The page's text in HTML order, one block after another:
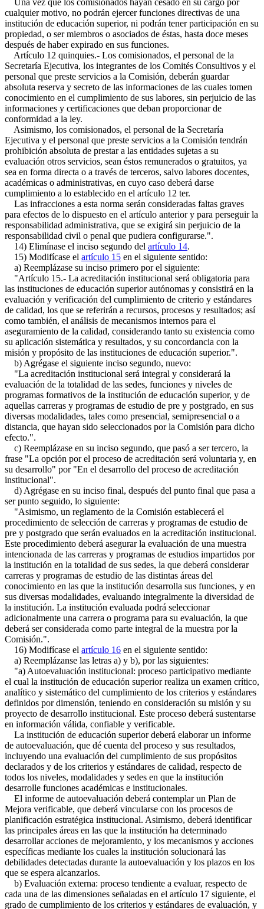
Una vez que los comisionados hayan cesado en su cargo por
cualquier motivo, no podrán ejercer funciones directivas de una
institución de educación superior, ni podrán tener participación en su
propiedad, o ser miembros o asociados de éstas, hasta doce meses
después de haber expirado en sus funciones.
Artículo 12 quinquies.- Los comisionados, el personal de la
Secretaría Ejecutiva, los integrantes de los Comités Consultivos y el
personal que preste servicios a la Comisión, deberán guardar
absoluta reserva y secreto de las informaciones de las cuales tomen
conocimiento en el cumplimiento de sus labores, sin perjuicio de las
informaciones y certificaciones que deban proporcionar de
conformidad a la ley.
Asimismo, los comisionados, el personal de la Secretaría
Ejecutiva y el personal que preste servicios a la Comisión tendrán
prohibición absoluta de prestar a las entidades sujetas a su
evaluación otros servicios, sean éstos remunerados o gratuitos, ya
sea en forma directa o a través de terceros, salvo labores docentes,
académicas o administrativas, en cuyo caso deberá darse
cumplimiento a lo establecido en el artículo 12 ter.
Las infracciones a esta norma serán consideradas faltas graves
para efectos de lo dispuesto en el artículo anterior y para perseguir la
responsabilidad administrativa, que se exigirá sin perjuicio de la
responsabilidad civil o penal que pudiera configurarse.".
14) Elimínase el inciso segundo del artículo 14.
15) Modifícase el artículo 15 en el siguiente sentido:
a) Reemplázase su inciso primero por el siguiente:
"Artículo 15.- La acreditación institucional será obligatoria para
las instituciones de educación superior autónomas y consistirá en la
evaluación y verificación del cumplimiento de criterio y estándares
de calidad, los que se referirán a recursos, procesos y resultados; así
como también, el análisis de mecanismos internos para el
aseguramiento de la calidad, considerando tanto su existencia como
su aplicación sistemática y resultados, y su concordancia con la
misión y propósito de las instituciones de educación superior.".
b) Agrégase el siguiente inciso segundo, nuevo:
"La acreditación institucional será integral y considerará la
evaluación de la totalidad de las sedes, funciones y niveles de
programas formativos de la institución de educación superior, y de
aquellas carreras y programas de estudio de pre y postgrado, en sus
diversas modalidades, tales como presencial, semipresencial o a
distancia, que hayan sido seleccionados por la Comisión para dicho
efecto.".
c) Reemplázase en su inciso segundo, que pasó a ser tercero, la
frase "La opción por el proceso de acreditación será voluntaria y, en
su desarrollo" por "En el desarrollo del proceso de acreditación
institucional".
d) Agrégase en su inciso final, después del punto final que pasa a
ser punto seguido, lo siguiente:
"Asimismo, un reglamento de la Comisión establecerá el
procedimiento de selección de carreras y programas de estudio de
pre y postgrado que serán evaluados en la acreditación institucional.
Este procedimiento deberá asegurar la evaluación de una muestra
intencionada de las carreras y programas de estudios impartidos por
la institución en la totalidad de sus sedes, la que deberá considerar
carreras y programas de estudio de las distintas áreas del
conocimiento en las que la institución desarrolla sus funciones, y en
sus diversas modalidades, evaluando integralmente la diversidad de
la institución. La institución evaluada podrá seleccionar
adicionalmente una carrera o programa para su evaluación, la que
deberá ser considerada como parte integral de la muestra por la
Comisión.".
16) Modifícase el artículo 16 en el siguiente sentido:
a) Reemplázanse las letras a) y b), por las siguientes:
"a) Autoevaluación institucional: proceso participativo mediante
el cual la institución de educación superior realiza un examen crítico,
analítico y sistemático del cumplimiento de los criterios y estándares
definidos por dimensión, teniendo en consideración su misión y su
proyecto de desarrollo institucional. Este proceso deberá sustentarse
en información válida, confiable y verificable.
La institución de educación superior deberá elaborar un informe
de autoevaluación, que dé cuenta del proceso y sus resultados,
incluyendo una evaluación del cumplimiento de sus propósitos
declarados y de los criterios y estándares de calidad, respecto de
todos los niveles, modalidades y sedes en que la institución
desarrolle funciones académicas e institucionales.
El informe de autoevaluación deberá contemplar un Plan de
Mejora verificable, que deberá vincularse con los procesos de
planificación estratégica institucional. Asimismo, deberá identificar
las principales áreas en las que la institución ha determinado
desarrollar acciones de mejoramiento, y los mecanismos y acciones
específicas mediante los cuales la institución solucionará las
debilidades detectadas durante la autoevaluación y los plazos en los
que se espera alcanzarlos.
b) Evaluación externa: proceso tendiente a evaluar, respecto de
cada una de las dimensiones señaladas en el artículo 17 siguiente, el
grado de cumplimiento de los criterios y estándares de evaluación, y